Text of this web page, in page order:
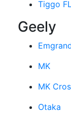
Tiggo
Geely
MK
MK
Otaka